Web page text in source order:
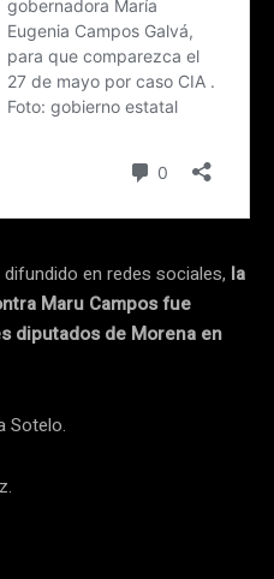
en redes sociales, la
Maru Campos fue
diputados de Morena en